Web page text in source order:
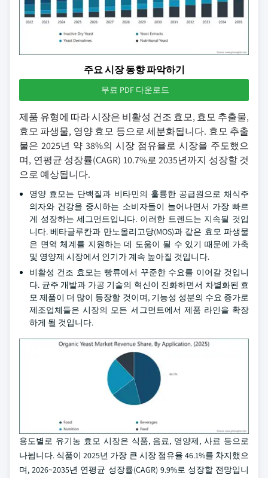
주요 시장 동향 파악하기
무료 PDF 다운로드
제품 유형에 따라 시장은 비활성 건조 효모, 효모 추출물,
효모 파생물, 영양 효모 등으로 세분화됩니다. 효모 추출
물은 2025년 약 38%의 시장 점유율로 시장을 주도했으
며, 연평균 성장률(CAGR) 10.7%로 2035년까지 성장할 것
으로 예상됩니다.
영양 효모는 단백질과 비타민의 훌륭한 공급원으로 채식주
의자와 건강을 중시하는 소비자들이 늘어나면서 가장 빠르
게 성장하는 세그먼트입니다. 이러한 트렌드는 지속될 것입
니다. 베타글루칸과 만노올리고당(MOS)과 같은 효모 파생물
은 면역 체계를 지원하는 데 도움이 될 수 있기 때문에 가축
및 영양제 시장에서 인기가 계속 높아질 것입니다.
비활성 건조 효모는 빵류에서 꾸준한 수요를 이어갈 것입니
다. 균주 개발과 가공 기술의 혁신이 진화하면서 차별화된 효
모 제품이 더 많이 등장할 것이며, 기능성 성분의 수요 증가로
제조업체들은 시장의 모든 세그먼트에서 제품 라인을 확장
하게 될 것입니다.
용도별로 유기농 효모 시장은 식품, 음료, 영양제, 사료 등으로
나뉩니다. 식품이 2025년 가장 큰 시장 점유율 46.1%를 차지했으
며, 2026~2035년 연평균 성장률(CAGR) 9.9%로 성장할 전망입니